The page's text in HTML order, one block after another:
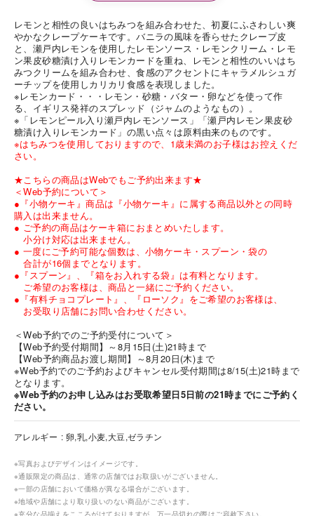
レモンと相性の良いはちみつを組み合わせた、初夏にふさわしい爽
やかなクレープケーキです。バニラの風味を香らせたクレープ皮
と、瀬戸内レモンを使用したレモンソース・レモンクリーム・レモ
ン果皮砂糖漬け入りレモンカードを重ね、レモンと相性のいいはち
みつクリームを組み合わせ、食感のアクセントにキャラメルシュガ
ーチップを使用しカリカリ食感を表現しました。
※レモンカード・・・レモン・砂糖・バター・卵などを使って作
る、イギリス発祥のスプレッド（ジャムのようなもの）。
※「レモンピール入り瀬戸内レモンソース」「瀬戸内レモン果皮砂
糖漬け入りレモンカード」の黒い点々は原料由来のものです。
※はちみつを使用しておりますので、1歳未満のお子様はお控えくだ
さい。
★こちらの商品はWebでもご予約出来ます★
＜Web予約について＞
●『小物ケーキ』商品は『小物ケーキ』に属する商品以外との同時
購入は出来ません。
● ご予約の商品はケーキ箱におまとめいたします。
小分け対応は出来ません。
● 一度にご予約可能な個数は、小物ケーキ・スプーン・袋の
合計が16個までとなります。
●『スプーン』、『箱をお入れする袋』は有料となります。
ご希望のお客様は、商品と一緒にご予約ください。
●『有料チョコプレート』、『ローソク』をご希望のお客様は、
お受取り店舗にお問い合わせください。
＜Web予約でのご予約受付について＞
【Web予約受付期間】～8月15日(土)21時まで
【Web予約商品お渡し期間】～8月20日(木)まで
※Web予約でのご予約およびキャンセル受付期間は8/15(土)21時まで
となります。
※Web予約のお申し込みはお受取希望日5日前の21時までにご予約く
ださい。
アレルギー 卵,乳,小麦,大豆,ゼラチン
※写真およびデザインはイメージです。
※通販限定の商品は、通常の店舗ではお取扱いがございません。
※一部の店舗において価格が異なる場合がございます。
※地域や店舗により取り扱いのない商品がございます。
※充分な品揃えをこころがけておりますが、万一品切れの際はご容赦下さい。
海外 Overseas shops
UAE